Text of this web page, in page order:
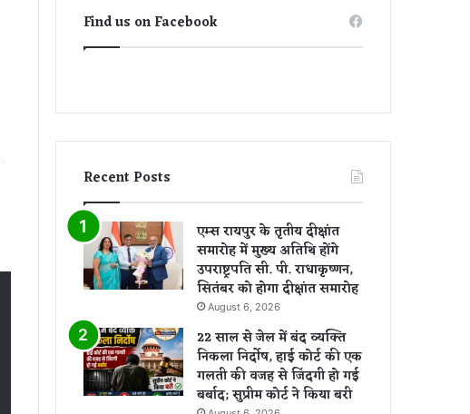
Find us on Facebook
Recent Posts
एम्स रायपुर के तृतीय दीक्षांत
समारोह में मुख्य अतिथि होंगे
उपराष्ट्रपति सी. पी. राधाकृष्णन,
सितंबर को होगा दीक्षांत समारोह
August 6, 2026
22 साल से जेल में बंद व्यक्ति
निकला निर्दोष, हाई कोर्ट की एक
गलती की वजह से जिंदगी हो गई
बर्बाद; सुप्रीम कोर्ट ने किया बरी